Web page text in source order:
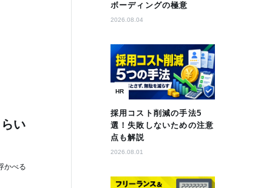
い
かべる
ボーディングの極意
2026.08.04
HR
採用コスト削減の手法5
選！失敗しないための注意
点も解説
2026.08.01